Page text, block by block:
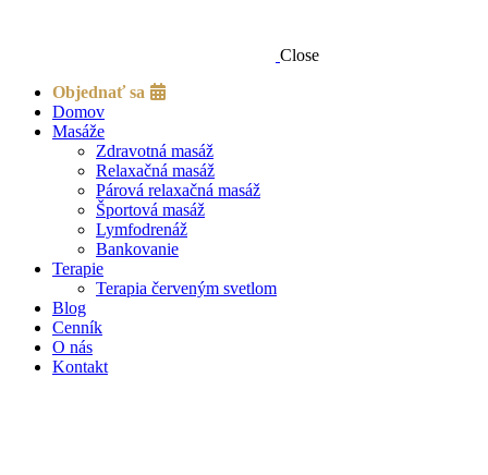
Close
Objednať sa
Domov
Masáže
Zdravotná masáž
Relaxačná masáž
Párová relaxačná masáž
Športová masáž
Lymfodrenáž
Bankovanie
Terapie
Terapia červeným svetlom
Blog
Cenník
O nás
Kontakt